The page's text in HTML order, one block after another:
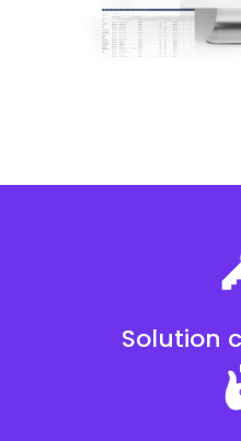
Solution